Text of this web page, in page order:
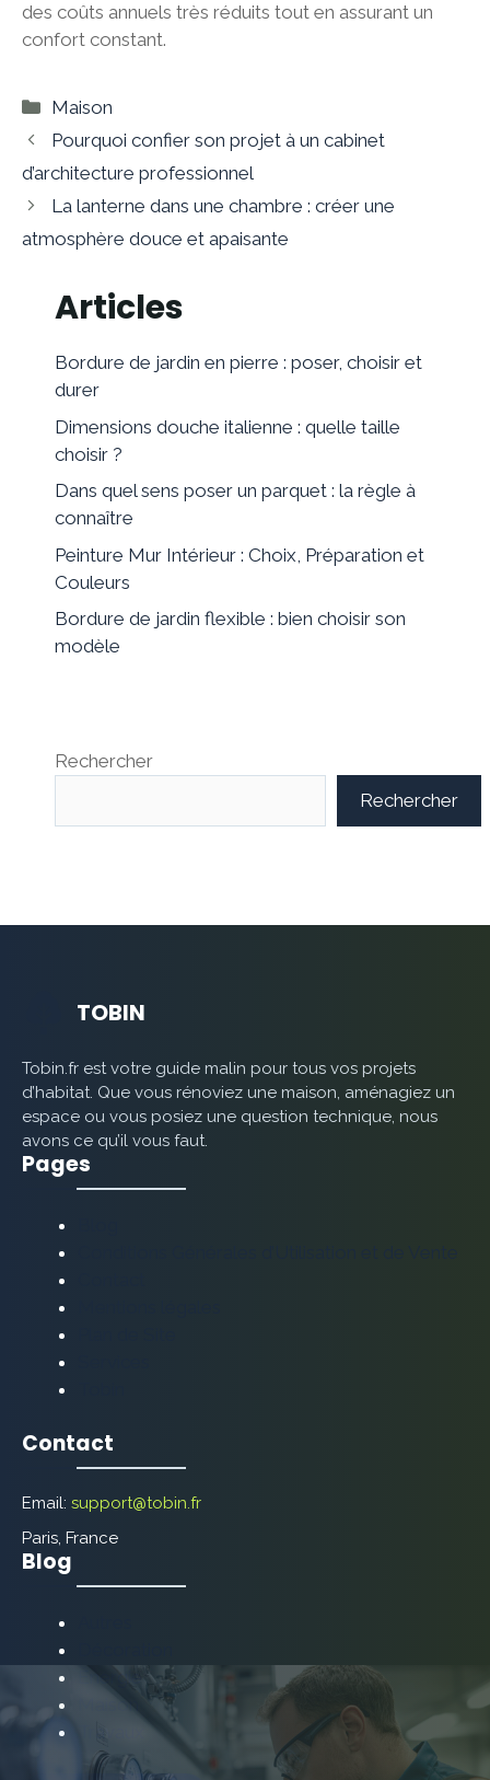
des coûts annuels très réduits tout en assurant un
confort constant.
Catégories
Maison
Pourquoi confier son projet à un cabinet
d’architecture professionnel
La lanterne dans une chambre : créer une
atmosphère douce et apaisante
Articles
Bordure de jardin en pierre : poser, choisir et
durer
Dimensions douche italienne : quelle taille
choisir ?
Dans quel sens poser un parquet : la règle à
connaître
Peinture Mur Intérieur : Choix, Préparation et
Couleurs
Bordure de jardin flexible : bien choisir son
modèle
Rechercher
Rechercher
TOBIN
Tobin.fr est votre guide malin pour tous vos projets
d’habitat. Que vous rénoviez une maison, aménagiez un
espace ou vous posiez une question technique, nous
avons ce qu’il vous faut.
Pages
Contact
Email: support@tobin.fr
Paris, France
Blog
Énergie
Maison